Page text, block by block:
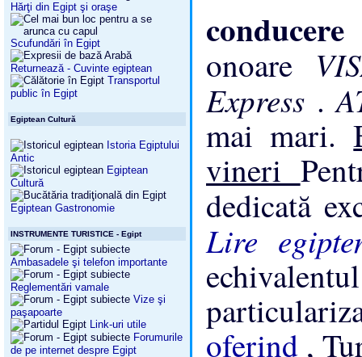
Hărţi din Egipt şi oraşe
Scufundări în Egipt
Returnează - Cuvinte egiptean
Transportul
public în Egipt
Egiptean Cultură
Istoria Egiptului
Antic
Egiptean
Cultură
Egiptean Gastronomie
INSTRUMENTE TURISTICE - Egipt
Ambasadele şi telefon importante
Reglementări vamale
Vize şi
paşapoarte
Link-uri utile
Forumurile
de pe internet despre Egipt
conducere
onoare
Express .
mai mari.
vineri
dedicată
Lire
oferind ,